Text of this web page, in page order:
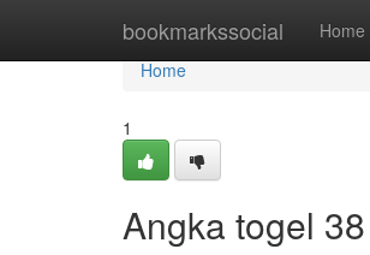
bookmarkssocial Home
Home
Home
1
Angka togel